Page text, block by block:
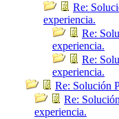
Re:
experiencia.
Re:
experiencia.
Re:
experiencia.
Re: Solución
Re:
experiencia.